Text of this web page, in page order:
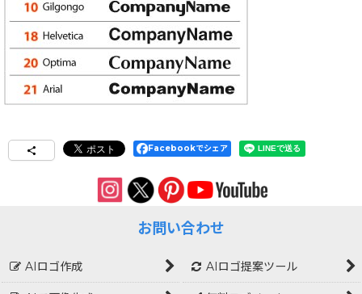
Facebookでシェア
お問い合わせ
AIロゴ作成 AIロゴ提案ツール